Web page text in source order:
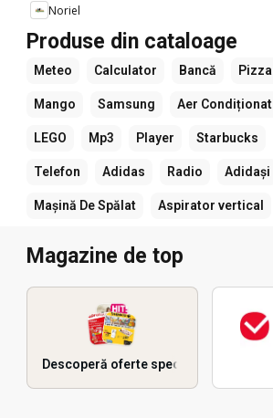
Noriel
Produse din cataloage
Meteo Calculator Bancă Pizza
Mango Samsung Aer Condiționat
LEGO Mp3 Player Starbucks
Telefon Adidas Radio Adidași
Mașină De Spălat Aspirator vertical
Magazine de top
Descoperă oferte speciale